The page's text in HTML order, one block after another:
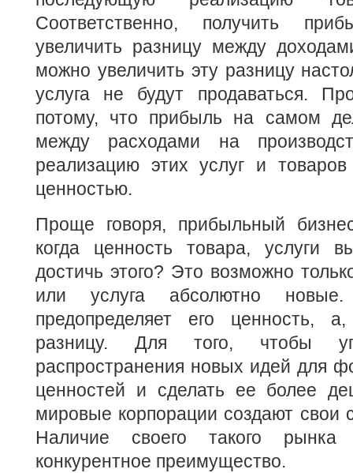
Соответственно, получить
увеличить разницу между
можно увеличить эту разницу
услуга не будут продаваться.
потому, что прибыль на самом
между расходами на
реализацию этих услуг и
ценностью.
Проще говоря, прибыльный
когда ценность товара, услуги
достичь этого? Это возможно
или услуга абсолютно
предопределяет его ценность,
разницу. Для того, чтобы
распространения новых идей для
ценностей и сделать ее более
мировые корпорации создают свои
Наличие своего такого
конкурентное преимущество.